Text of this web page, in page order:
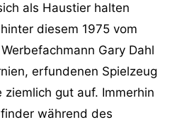
als Haustier halten
diesem 1975 vom
Gary Dahl
erfundenen Spielzeug
gut auf. Immerhin
während des